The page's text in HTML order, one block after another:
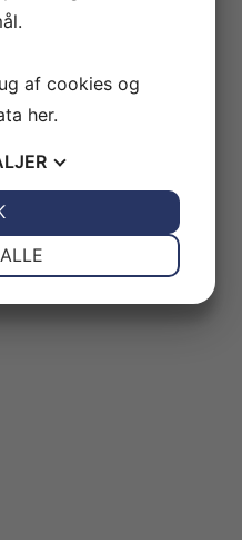
af cookies og
her.